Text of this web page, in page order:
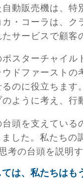
動販売機は、
・コーラは、
サービスで顧客
スターチャイ
ドファースト
のに役立ちま
ように考え、行
頭を支えてい
した。私たちの
考の台頭を説明
は、私たちはも